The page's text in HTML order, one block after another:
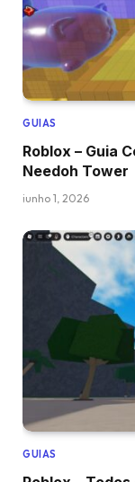
GUIAS
Roblox – Guia
Needoh Tower
junho 1, 2026
GUIAS